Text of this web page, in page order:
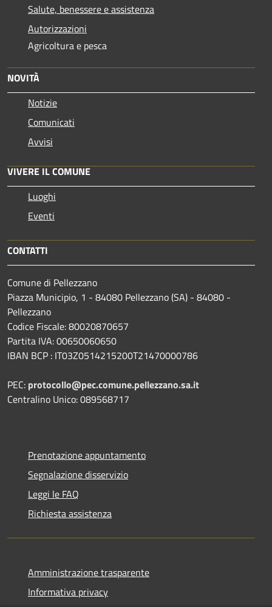
Salute, benessere e assistenza
Autorizzazioni
Agricoltura e pesca
NOVITÀ
Notizie
Comunicati
Avvisi
VIVERE IL COMUNE
Luoghi
Eventi
CONTATTI
Comune di Pellezzano
Piazza Municipio, 1 - 84080 Pellezzano (SA) - 84080 -
Pellezzano
Codice Fiscale: 80020870657
Partita IVA: 00650060650
IBAN BCP : IT03Z0514215200T21470000786
PEC: protocollo@pec.comune.pellezzano.sa.it
Centralino Unico: 089568717
Prenotazione appuntamento
Segnalazione disservizio
Leggi le FAQ
Richiesta assistenza
Amministrazione trasparente
Informativa privacy